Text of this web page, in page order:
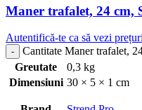
Maner trafalet, 24 cm,
Autentifică-te ca să vezi
Cantitate Maner trafalet,
Greutate
0,3 kg
Dimensiuni 30 × 5 × 1 cm